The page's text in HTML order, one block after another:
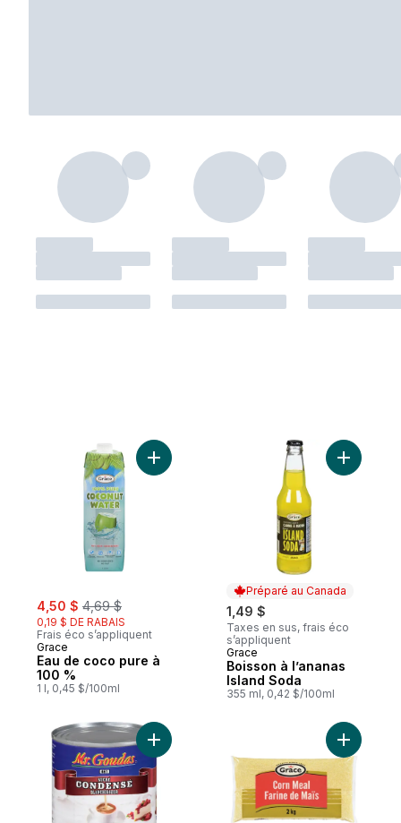
sale:
4,50 $ , formerly:
4,69 $
0,19 $ DE RABAIS
Frais éco s’appliquent
Grace
Eau de coco pure à
100 %
1 l, 0,45 $/100ml
Ajouter Eau de coco pure à 100 % au
Préparé au Canada
1,49 $
Taxes en sus, frais éco
s’appliquent
Préparé au Canada
Grace
Boisson à l’ananas
Island Soda
355 ml, 0,42 $/100ml
Ajouter
Ajouter Sucré condensé blanchisseur au
Ajouter